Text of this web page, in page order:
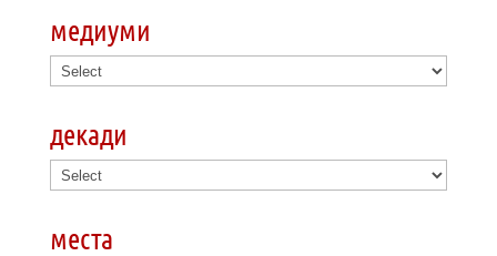
медиуми
декади
места